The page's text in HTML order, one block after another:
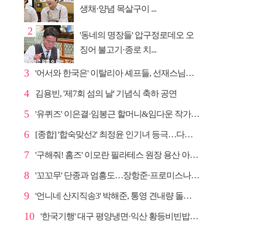
생채·양념 목살구이 ...
2
'동네의 명장들' 압구정로데오 오
징어 불고기·종로 치...
3 '어서와 한국은' 이탈리아 셰프들, 선재스님→라연 차도...
4 김용빈, '제7회 섬의 날' 기념식 축하 공연
5 '유퀴즈' 이은결·임봉근 할머니&임다운 작가·이승철, '...
6 [종합] '합숙맞선2' 최정윤 인기녀 등극…다음주 마지막...
7 '구해줘! 홈즈' 이모란 필라테스 원장 용산 아파트 방...
8 '꼬꼬무' 단종과 엄흥도…장항준·프로미스나인 이채영·...
9 '언니네 산지직송3' 박해준, 통영 견내량 돌미역 조업 ...
10 '한국기행' 대구 평양냉면·익산 황등비빈밥, 백년 식당...